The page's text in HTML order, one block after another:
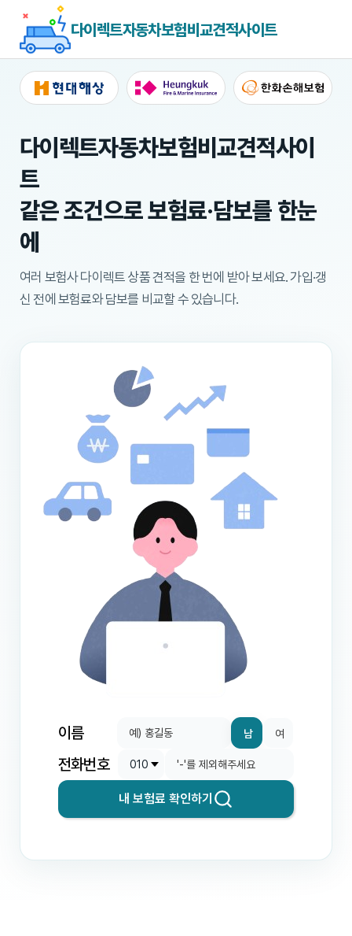
다이렉트자동차보험비교견적사이트
다이렉트자동차보험비교견적사이
트
같은 조건으로 보험료·담보를 한눈
에
여러 보험사 다이렉트 상품 견적을 한 번에 받아 보세요.가입·갱
신 전에 보험료와 담보를 비교할 수 있습니다.
이름 남 여
전화번호
내 보험료 확인하기